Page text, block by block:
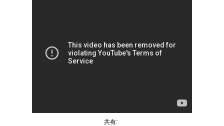
共有: